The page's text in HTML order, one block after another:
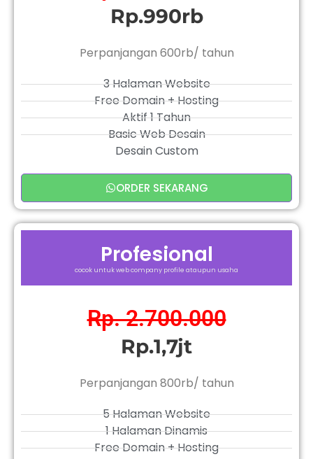
Rp.990rb
Perpanjangan 600rb/ tahun
3 Halaman Website
Free Domain + Hosting
Aktif 1 Tahun
Basic Web Desain
Desain Custom
ORDER SEKARANG
Profesional
cocok untuk web company profile ataupun usaha
Rp. 2.700.000
Rp.1,7jt
Perpanjangan 800rb/ tahun
5 Halaman Website
1 Halaman Dinamis
Free Domain + Hosting